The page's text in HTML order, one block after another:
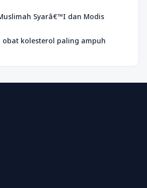
Syarâ€™I dan Modis
obat kolesterol paling ampuh